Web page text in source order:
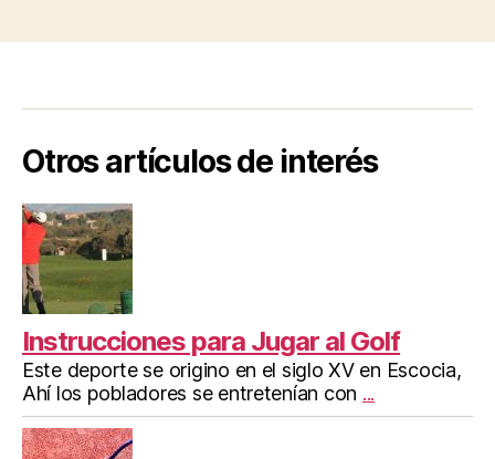
Otros artículos de interés
Instrucciones para Jugar al Golf
Este deporte se origino en el siglo XV en Escocia,
Ahí los pobladores se entretenían con ...